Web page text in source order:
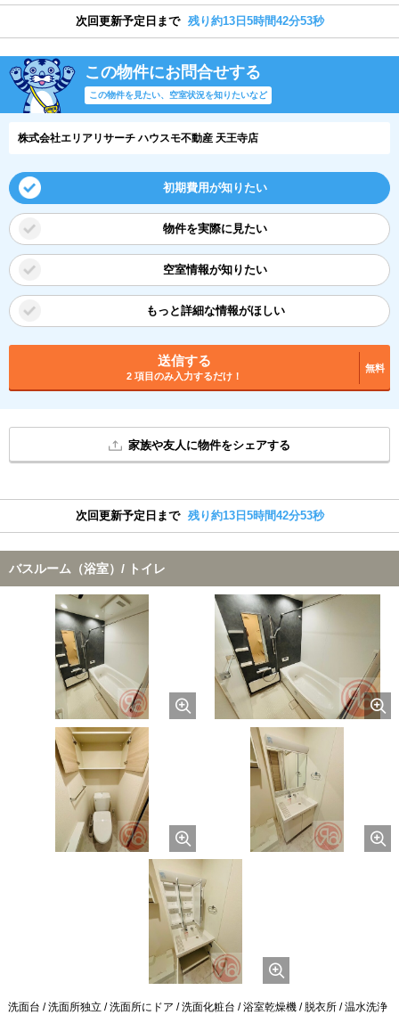
次回更新予定日まで 残り約13日5時間42分52秒
この物件にお問合せする
この物件を見たい、空室状況を知りたいなど
株式会社エリアリサーチ ハウスモ不動産 天王寺店
初期費用が知りたい
物件を実際に見たい
空室情報が知りたい
もっと詳細な情報がほしい
送信する
2 項目のみ入力するだけ！
無料
家族や友人に物件をシェアする
次回更新予定日まで 残り約13日5時間42分52秒
バスルーム（浴室）/ トイレ
洗面台 / 洗面所独立 / 洗面所にドア / 洗面化粧台 / 浴室乾燥機 / 脱衣所 / 温水洗浄